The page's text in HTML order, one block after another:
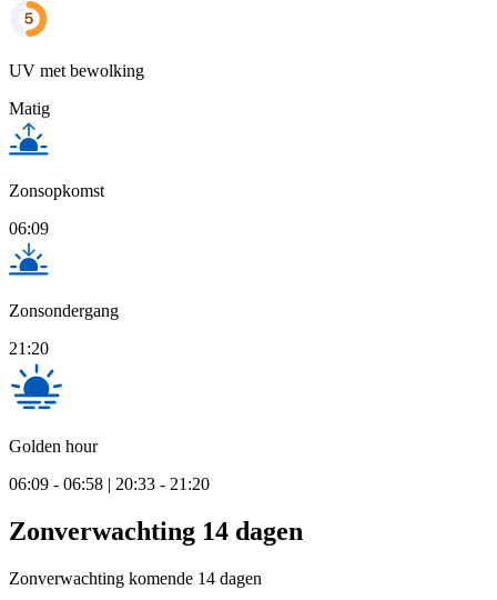
UV met bewolking
Matig
Zonsopkomst
06:09
Zonsondergang
21:20
Golden hour
06:09 - 06:58 | 20:33 - 21:20
Zonverwachting 14 dagen
Zonverwachting komende 14 dagen